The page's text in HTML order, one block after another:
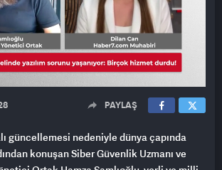
PAYLAŞ
güncellemesi nedeniyle dünya çapında
konuşan Siber Güvenlik Uzmanı ve